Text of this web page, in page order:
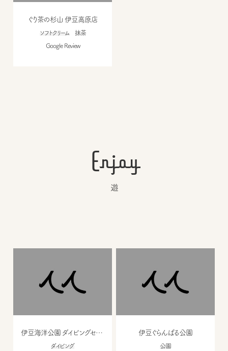
ぐり茶の杉山 伊豆高原店
ソフトクリーム 抹茶
Google Review
Enjoy
遊
伊豆海洋公園 ダイビングセンター
ダイビング
伊豆ぐらんぱる公園
公園